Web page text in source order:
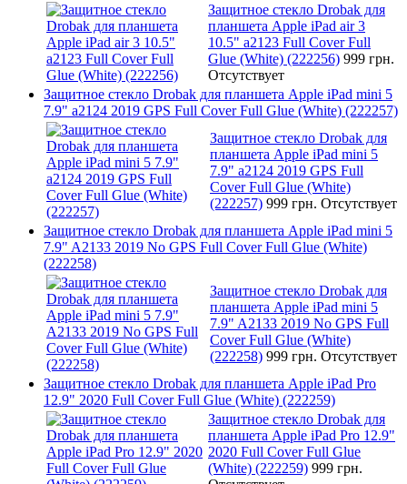
Защитное стекло Drobak для
планшета Apple iPad air 3
10.5" a2123 Full Cover Full
Glue (White) (222256) 999 грн.
Отсутствует
Защитное стекло Drobak для планшета Apple iPad mini 5
7.9" a2124 2019 GPS Full Cover Full Glue (White) (222257)
Защитное стекло Drobak для
планшета Apple iPad mini 5
7.9" a2124 2019 GPS Full
Cover Full Glue (White)
(222257) 999 грн. Отсутствует
Защитное стекло Drobak для планшета Apple iPad mini 5
7.9" A2133 2019 No GPS Full Cover Full Glue (White)
(222258)
Защитное стекло Drobak для
планшета Apple iPad mini 5
7.9" A2133 2019 No GPS Full
Cover Full Glue (White)
(222258) 999 грн. Отсутствует
Защитное стекло Drobak для планшета Apple iPad Pro
12.9" 2020 Full Cover Full Glue (White) (222259)
Защитное стекло Drobak для
планшета Apple iPad Pro 12.9"
2020 Full Cover Full Glue
(White) (222259) 999 грн.